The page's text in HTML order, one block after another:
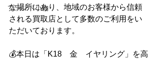
ブランド小物
な場所にあり、地域のお客様から信頼
される買取店として多数のご利用をい
ただいております。
💰本日は「K18　金　イヤリング」を高